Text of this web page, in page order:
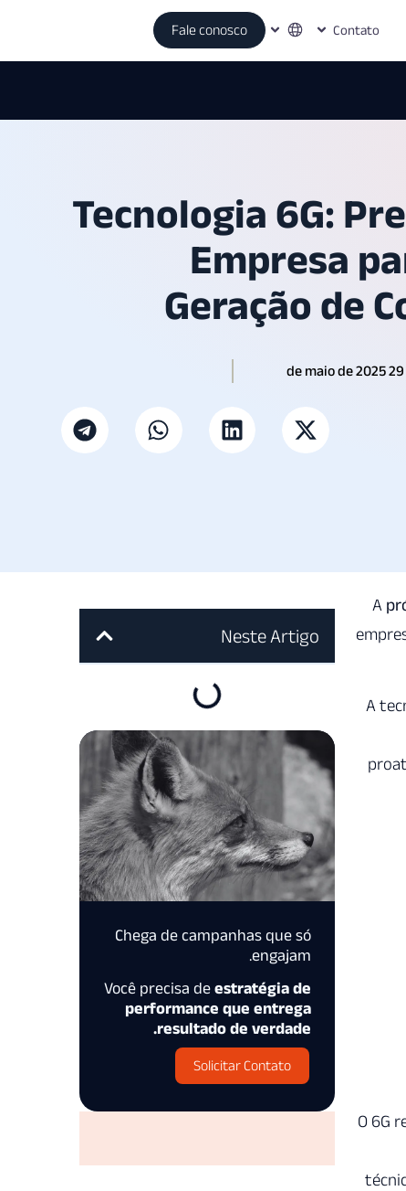
Contato
Fale conosco
Tecnologia 6G:
Empresa
Geração de
29 de maio de 2025
A
A
O 6G
Neste Artigo
Chega de campanhas que só
engajam.
Você precisa de estratégia de
performance que entrega
resultado de verdade.
Solicitar Contato